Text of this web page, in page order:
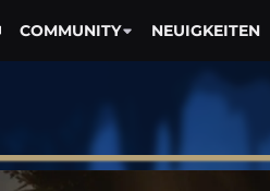
COMMUNITY NEUIGKEITEN